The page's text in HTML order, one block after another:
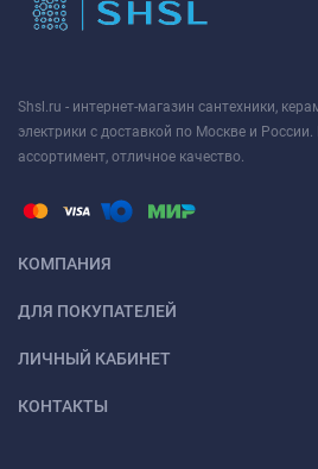
Shsl.ru - интернет-магазин сантехники,
электрики с доставкой по Москве и
ассортимент, отличное качество.
КОМПАНИЯ
ДЛЯ ПОКУПАТЕЛЕЙ
ЛИЧНЫЙ КАБИНЕТ
КОНТАКТЫ